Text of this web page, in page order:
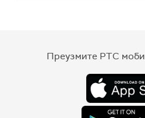
Преузмите РТС